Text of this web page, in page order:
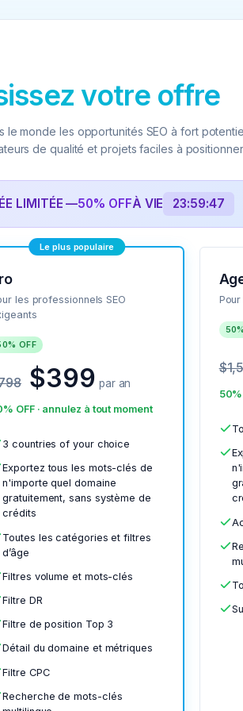
votre offre
le monde les opportunités SEO à fort
de qualité et projets faciles à
LIMITÉE —50% OFFÀ VIE 23:59:47
Le plus populaire
les professionnels SEO
OFF
$399 par an
OFF · annulez à tout moment
3 countries of your choice
Exportez tous les mots-clés de
n'importe quel domaine
gratuitement, sans système de
crédits
Toutes les catégories et filtres
d’âge
Filtres volume et mots-clés
Filtre DR
Filtre de position Top 3
Détail du domaine et métriques
Filtre CPC
Recherche de mots-clés
50%